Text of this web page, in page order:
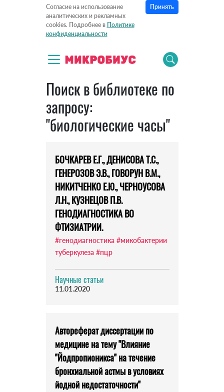
Согласие на использование
аналитических и рекламных
cookies. Подробнее в Политике
конфиденциальности
Принять
Поиск в библиотеке по
запросу:
"биологические часы"
БОЧКАРЕВ Е.Г., ДЕНИСОВА Т.С.,
ГЕНЕРОЗОВ Э.В., ГОВОРУН В.М.,
НИКИТЧЕНКО Е.Ю., ЧЕРНОУСОВА
Л.Н., КУЗНЕЦОВ П.В.
ГЕНОДИАГНОСТИКА ВО
ФТИЗИАТРИИ.
#генодиагностика #микобактерии
туберкулеза #пцр
Научные статьи
11.01.2020
Автореферат диссертации по
медицине на тему "Влияние
"Йодпропионикса" на течение
бронхиальной астмы в условиях
йодной недостаточности"